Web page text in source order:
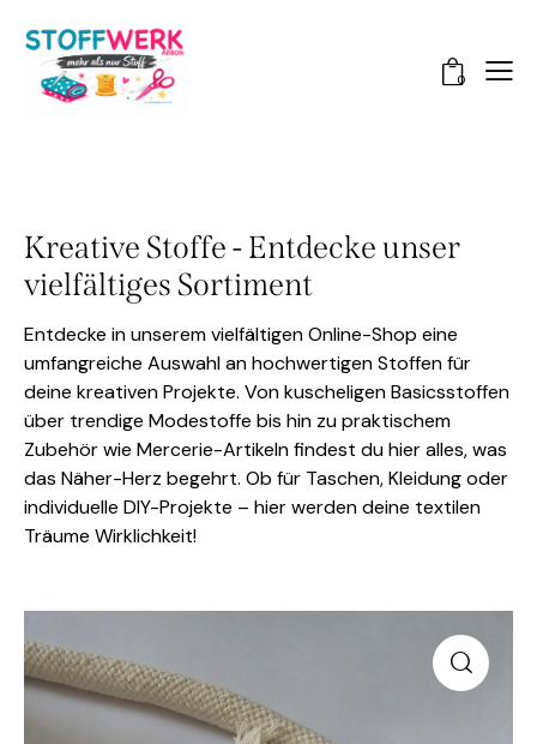
0
Kreative Stoffe - Entdecke unser
vielfältiges Sortiment
Entdecke in unserem vielfältigen Online-Shop eine
umfangreiche Auswahl an hochwertigen Stoffen für
deine kreativen Projekte. Von kuscheligen Basicsstoffen
über trendige Modestoffe bis hin zu praktischem
Zubehör wie Mercerie-Artikeln findest du hier alles, was
das Näher-Herz begehrt. Ob für Taschen, Kleidung oder
individuelle DIY-Projekte – hier werden deine textilen
Träume Wirklichkeit!